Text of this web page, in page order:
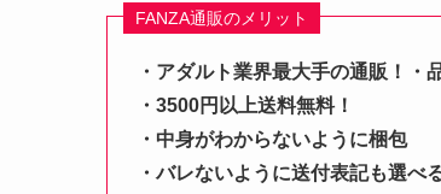
FANZA通販のメリット
・アダルト業界最大手の通販！・
・3500円以上送料無料！
・中身がわからないように梱包
・バレないように送付表記も選べ